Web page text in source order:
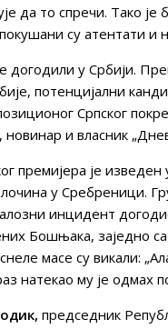
да то спречи. Тако је
су атентати и
догодили у Србији.
потенцијални
Српског
, новинар и власник
премијера је
у Сребреници.
инцидент
Бошњака, заједно
масе су викали:
натекао му је одмах
председник